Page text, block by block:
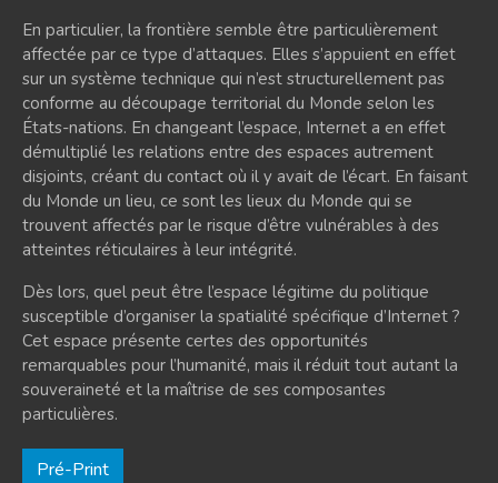
En particulier, la frontière semble être particulièrement
affectée par ce type d’attaques. Elles s’appuient en effet
sur un système technique qui n’est structurellement pas
conforme au découpage territorial du Monde selon les
États-nations. En changeant l’espace, Internet a en effet
démultiplié les relations entre des espaces autrement
disjoints, créant du contact où il y avait de l’écart. En faisant
du Monde un lieu, ce sont les lieux du Monde qui se
trouvent affectés par le risque d’être vulnérables à des
atteintes réticulaires à leur intégrité.
Dès lors, quel peut être l’espace légitime du politique
susceptible d’organiser la spatialité spécifique d’Internet ?
Cet espace présente certes des opportunités
remarquables pour l’humanité, mais il réduit tout autant la
souveraineté et la maîtrise de ses composantes
particulières.
Pré-Print